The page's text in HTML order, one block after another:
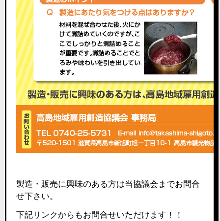
製造・販売に興味のある方は当協議会までお問合
せ下さい。
下記リンクからもお問合せいただけます！！